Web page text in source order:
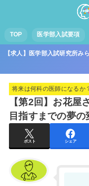
TOP 医学部入試要項
【求人】医学部入試研究所み
将来は何科の医師になるか
【第2回】お花屋
目指すまでの夢
ポスト シェア